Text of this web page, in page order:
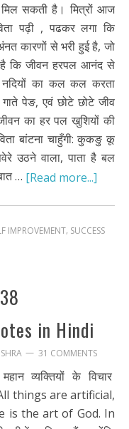
सकती है। मित्रों आज
पढ़ी , पढकर लगा कि
कारणों से भरी हुई है, जो
है कि जीवन हरपल आनंद से
नदियों का कल कल करता
पेङ, एवं छोटे छोटे जीव
का हर पल खुशियों की
बांटना चाहुँगी: कुकङु कू
उठने वाला, पाता है बल
… [Read more...]
IMPROVEMENT, SUCCESS
in Hindi
31 COMMENTS
व्यक्तियों के विचार
things are artificial,
is the art of God. In